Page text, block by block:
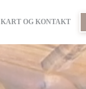
KART OG KONTAKT